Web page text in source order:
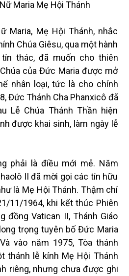
Maria Mẹ Hội Thánh
Maria, Mẹ Hội Thánh, nhắc
Chúa Giêsu, qua một hành
thác, đã muốn cho thiên
của Đức Maria được mở
nhân loại, tức là cho chính
Đức Thánh Cha Phanxicô đã
Lễ Chúa Thánh Thần hiện
được khai sinh, làm ngày lễ
phải là điều mới mẻ. Năm
II đã mời gọi các tín hữu
là Mẹ Hội Thánh. Thậm chí
11/1964, khi kết thúc Phiên
đồng Vatican II, Thánh Giáo
trọng tuyên bố Đức Maria
vào năm 1975, Tòa thánh
thánh lễ kính Mẹ Hội Thánh
riêng, nhưng chưa được ghi